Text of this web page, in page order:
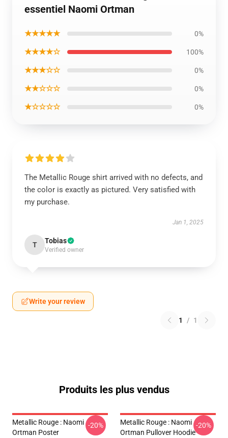
essentiel Naomi Ortman
★★★★★ 0%
★★★★☆ 100%
★★★☆☆ 0%
★★☆☆☆ 0%
★☆☆☆☆ 0%
The Metallic Rouge shirt arrived with no defects, and
the color is exactly as pictured. Very satisfied with
my purchase.
Jan 1, 2025
T Tobias
Verified owner
Write your review
1 / 1
Produits les plus vendus
Metallic Rouge : Naomi
Ortman Poster
-20%
Metallic Rouge : Naomi
Ortman Pullover Hoodie
-20%